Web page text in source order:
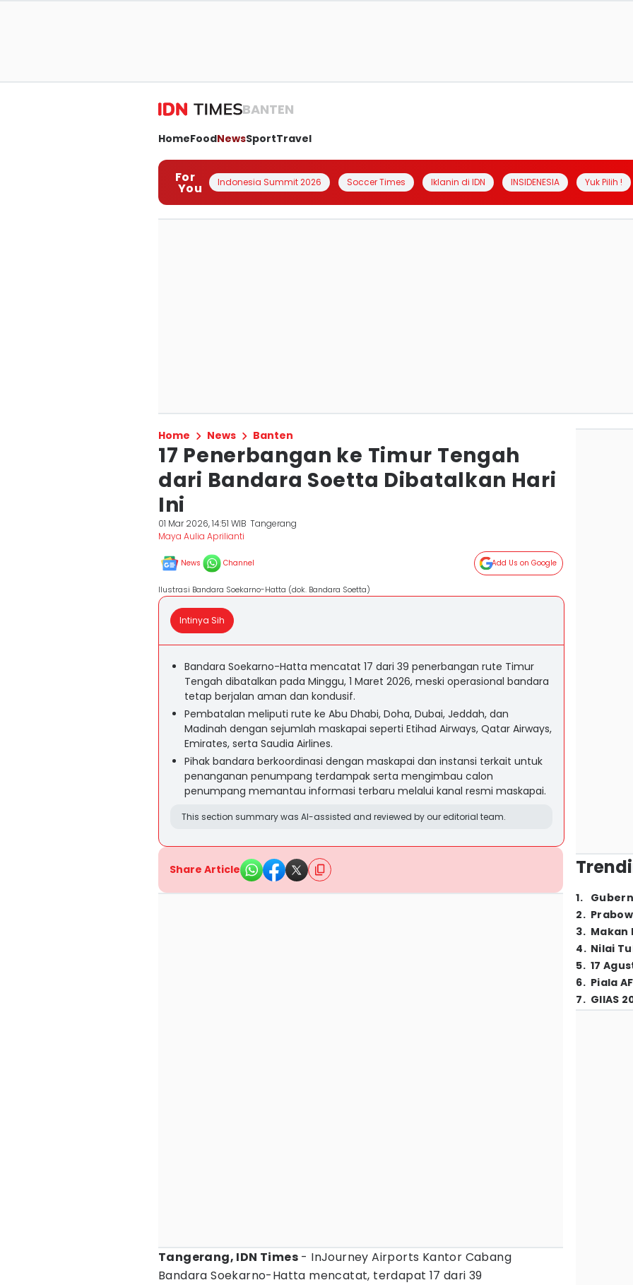
BANTEN
HomeFoodNewsSportTravel
For
You Indonesia Summit 2026 Soccer Times Iklanin di IDN INSIDENESIA Yuk Pilih !
Home News Banten
17 Penerbangan ke Timur Tengah
dari Bandara Soetta Dibatalkan Hari
Ini
01 Mar 2026, 14:51 WIB Tangerang
Maya Aulia Aprilianti
News Channel Add Us on Google
Ilustrasi Bandara Soekarno-Hatta (dok. Bandara Soetta)
Intinya Sih
Bandara Soekarno-Hatta mencatat 17 dari 39 penerbangan rute Timur
Tengah dibatalkan pada Minggu, 1 Maret 2026, meski operasional bandara
tetap berjalan aman dan kondusif.
Pembatalan meliputi rute ke Abu Dhabi, Doha, Dubai, Jeddah, dan
Madinah dengan sejumlah maskapai seperti Etihad Airways, Qatar Airways,
Emirates, serta Saudia Airlines.
Pihak bandara berkoordinasi dengan maskapai dan instansi terkait untuk
penanganan penumpang terdampak serta mengimbau calon
penumpang memantau informasi terbaru melalui kanal resmi maskapai.
This section summary was AI-assisted and reviewed by our editorial team.
Share Article
Tangerang, IDN Times - InJourney Airports Kantor Cabang
Bandara Soekarno-Hatta mencatat, terdapat 17 dari 39
1.
2.
3. Makan
4. Nilai
5. 17
6. Piala
7. GIIAS